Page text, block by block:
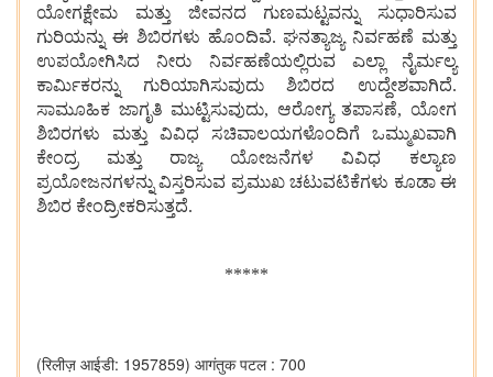
ಯೋಗಕ್ಷೇಮ ಮತ್ತು ಜೀವನದ ಗುಣಮಟ್ಟವನ್ನು ಸುಧಾರಿಸುವ
ಗುರಿಯನ್ನು ಈ ಶಿಬಿರಗಳು ಹೊಂದಿವೆ. ಘನತ್ಯಾಜ್ಯ ನಿರ್ವಹಣೆ ಮತ್ತು
ಉಪಯೋಗಿಸಿದ ನೀರು ನಿರ್ವಹಣೆಯಲ್ಲಿರುವ ಎಲ್ಲಾ ನೈರ್ಮಲ್ಯ
ಕಾರ್ಮಿಕರನ್ನು ಗುರಿಯಾಗಿಸುವುದು ಶಿಬಿರದ ಉದ್ದೇಶವಾಗಿದೆ.
ಸಾಮೂಹಿಕ ಜಾಗೃತಿ ಮುಟ್ಟಿಸುವುದು, ಆರೋಗ್ಯ ತಪಾಸಣೆ, ಯೋಗ
ಶಿಬಿರಗಳು ಮತ್ತು ವಿವಿಧ ಸಚಿವಾಲಯಗಳೊಂದಿಗೆ ಒಮ್ಮುಖವಾಗಿ
ಕೇಂದ್ರ ಮತ್ತು ರಾಜ್ಯ ಯೋಜನೆಗಳ ವಿವಿಧ ಕಲ್ಯಾಣ
ಪ್ರಯೋಜನಗಳನ್ನು ವಿಸ್ತರಿಸುವ ಪ್ರಮುಖ ಚಟುವಟಿಕೆಗಳು ಕೂಡಾ ಈ
ಶಿಬಿರ ಕೇಂದ್ರೀಕರಿಸುತ್ತದೆ.
*****
(रिलीज़ आईडी: 1957859) आगंतुक पटल : 700